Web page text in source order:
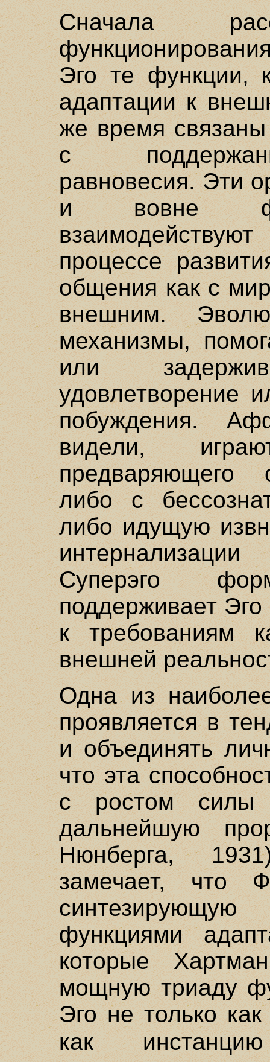
Сначала
Эго те функции,
адаптации к
же время
с
равновесия. Эти
и вовне
процессе
общения как с
внешним.
механизмы,
или
удовлетворение
побуждения.
видели,
предваряющего
либо с
либо идущую
Суперэго
поддерживает
к требованиям
внешней
Одна из
проявляется в
и объединять
что эта
с ростом
дальнейшую
Нюнберга,
замечает, что
функциями
которые
мощную триаду
Эго не только
как